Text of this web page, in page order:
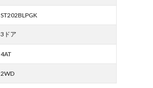
ST202BLPGK
3ドア
4AT
2WD